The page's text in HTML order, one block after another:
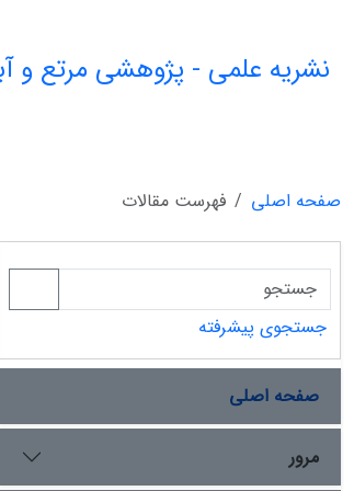
نشریه علمی - پژوهشی مرتع و
صفحه اصلی
فهرست مقالات
جستجوی پیشرفته
صفحه اصلی
مرور